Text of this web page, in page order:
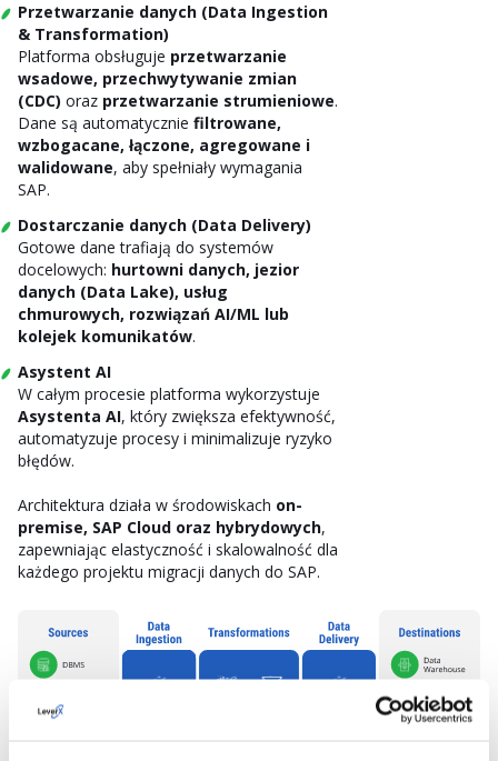
Przetwarzanie danych (Data Ingestion
& Transformation)
Platforma obsługuje przetwarzanie
wsadowe, przechwytywanie zmian
(CDC) oraz przetwarzanie strumieniowe.
Dane są automatycznie filtrowane,
wzbogacane, łączone, agregowane i
walidowane, aby spełniały wymagania
SAP.
Dostarczanie danych (Data Delivery)
Gotowe dane trafiają do systemów
docelowych: hurtowni danych, jezior
danych (Data Lake), usług
chmurowych, rozwiązań AI/ML lub
kolejek komunikatów.
Asystent AI
W całym procesie platforma wykorzystuje
Asystenta AI, który zwiększa efektywność,
automatyzuje procesy i minimalizuje ryzyko
błędów.
Architektura działa w środowiskach on-
premise, SAP Cloud oraz hybrydowych,
zapewniając elastyczność i skalowalność dla
każdego projektu migracji danych do SAP.